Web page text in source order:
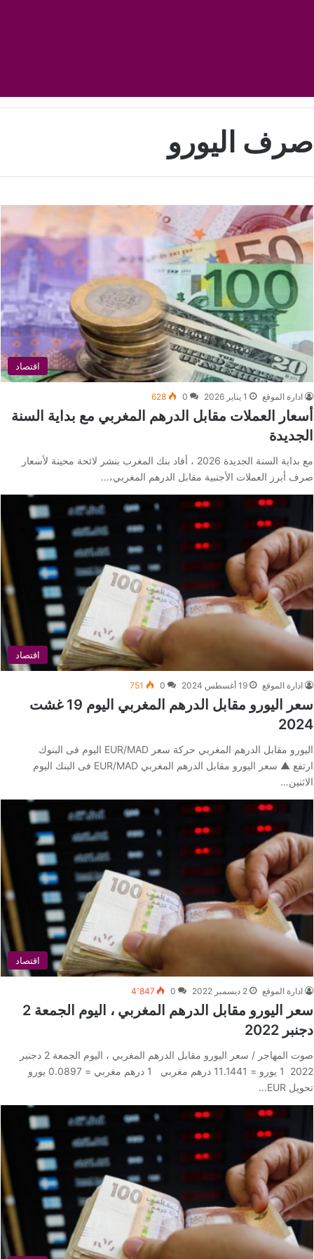
صرف اليورو
اقتصاد
ادارة الموقع 1 يناير 2026 0
628
أسعار العملات مقابل الدرهم المغربي مع بداية السنة
الجديدة
مع بداية السنة الجديدة 2026 ، أفاد بنك المغرب بنشر لائحة محينة لأسعار
صرف أبرز العملات الأجنبية مقابل الدرهم المغربي،…
اقتصاد
ادارة الموقع 19 أغسطس 2024 0
751
سعر اليورو مقابل الدرهم المغربي اليوم 19 غشت
2024
اليورو مقابل الدرهم المغربي حركة سعر EUR/MAD اليوم فى البنوك
ارتفع ▲ سعر اليورو مقابل الدرهم المغربي EUR/MAD فى البنك اليوم
الاثنين…
اقتصاد
ادارة الموقع 2 ديسمبر 2022 0 4٬847
سعر اليورو مقابل الدرهم المغربي ، اليوم الجمعة 2
دجنبر 2022
صوت المهاجر / سعر اليورو مقابل الدرهم المغربي ، اليوم الجمعة 2 دجنبر
2022 1 يورو = 11.1441 درهم مغربي 1 درهم مغربي = 0.0897 يورو
تحويل EUR…